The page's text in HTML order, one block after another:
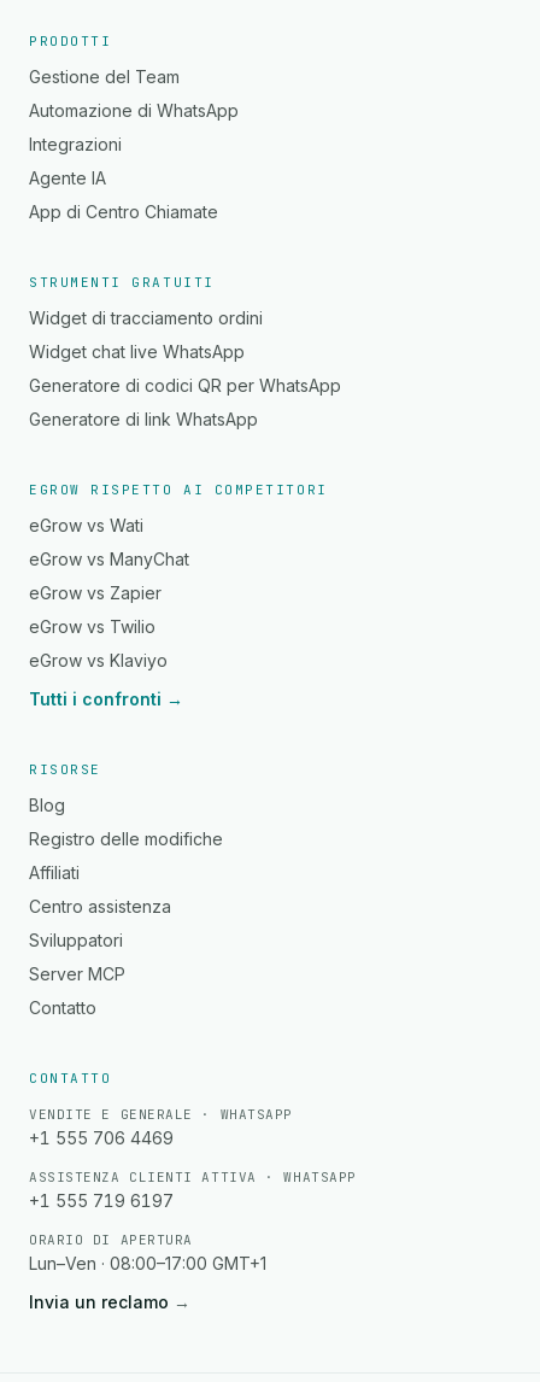
PRODOTTI
Gestione del Team
Automazione di WhatsApp
Integrazioni
Agente IA
App di Centro Chiamate
STRUMENTI GRATUITI
Widget di tracciamento ordini
Widget chat live WhatsApp
Generatore di codici QR per WhatsApp
Generatore di link WhatsApp
EGROW RISPETTO AI COMPETITORI
eGrow vs Wati
eGrow vs ManyChat
eGrow vs Zapier
eGrow vs Twilio
eGrow vs Klaviyo
Tutti i confronti →
RISORSE
Blog
Registro delle modifiche
Affiliati
Centro assistenza
Sviluppatori
Server MCP
Contatto
CONTATTO
VENDITE E GENERALE · WHATSAPP
+1 555 706 4469
ASSISTENZA CLIENTI ATTIVA · WHATSAPP
+1 555 719 6197
ORARIO DI APERTURA
Lun–Ven · 08:00–17:00 GMT+1
Invia un reclamo →